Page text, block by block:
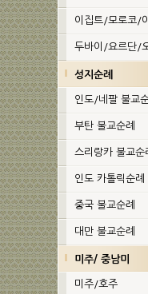
이집트/모로코/
두바이/요르단/
성지순례
인도/네팔 불교
부탄 불교순례
스리랑카 불교순
인도 카톨릭순례
중국 불교순례
대만 불교순례
미주/ 중남미
미주/호주